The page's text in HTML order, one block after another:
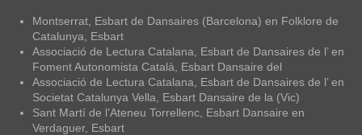
Montserrat, Esbart de Dansaires (Barcelona) en Folklore de
Catalunya, Esbart
Associació de Lectura Catalana, Esbart de Dansaires de l’en
Foment Autonomista Català, Esbart Dansaire del
Associació de Lectura Catalana, Esbart de Dansaires de l’en
Societat Catalunya Vella, Esbart Dansaire de la (Vic)
Sant Martí de l’Ateneu Torrellenc, Esbart Dansaire en
Verdaguer, Esbart